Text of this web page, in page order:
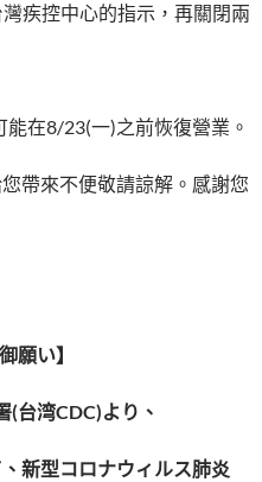
疾控中心的指示，再關閉兩
在8/23(一)之前恢復營業。
帶來不便敬請諒解。感謝您
願い】
(台湾CDC)より、
新型コロナウィルス肺炎